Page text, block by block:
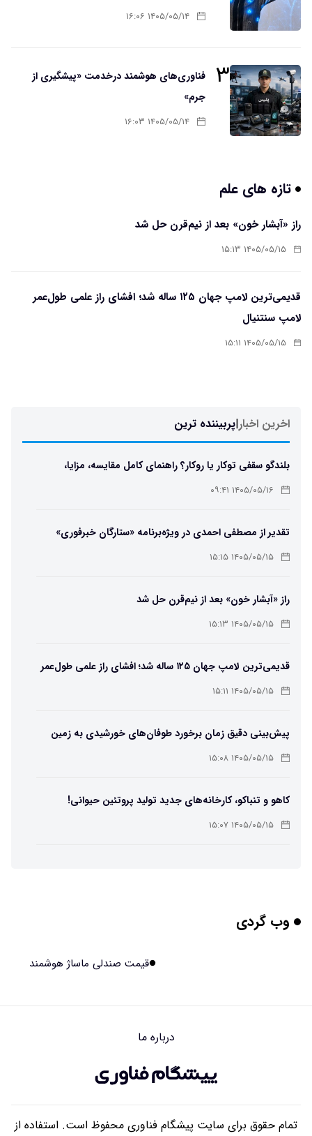
۱۴۰۵/۰۵/۱۴ ۱۶:۰۶
۳
فناوری‌های هوشمند درخدمت «پیشگیری از
جرم»
۱۴۰۵/۰۵/۱۴ ۱۶:۰۳
تازه های علم
راز «آبشار خون» بعد از نیم‌قرن حل شد
۱۴۰۵/۰۵/۱۵ ۱۵:۱۳
قدیمی‌ترین لامپ جهان ۱۲۵ ساله شد؛ افشای راز علمی طول‌عمر
لامپ سنتنیال
۱۴۰۵/۰۵/۱۵ ۱۵:۱۱
اخرین اخبار|پربیننده ترین
بلندگو سقفی توکار یا روکار؟ راهنمای کامل مقایسه، مزایا،
معایب و انتخاب بهترین مدل
۱۴۰۵/۰۵/۱۶ ۰۹:۴۱
تقدیر از مصطفی احمدی در ویژه‌برنامه «ستارگان خبرفوری»
۱۴۰۵/۰۵/۱۵ ۱۵:۱۵
راز «آبشار خون» بعد از نیم‌قرن حل شد
۱۴۰۵/۰۵/۱۵ ۱۵:۱۳
قدیمی‌ترین لامپ جهان ۱۲۵ ساله شد؛ افشای راز علمی طول‌عمر
لامپ سنتنیال
۱۴۰۵/۰۵/۱۵ ۱۵:۱۱
پیش‌بینی دقیق زمان برخورد طوفان‌های خورشیدی به زمین
ممکن شد
۱۴۰۵/۰۵/۱۵ ۱۵:۰۸
کاهو و تنباکو، کارخانه‌های جدید تولید پروتئین حیوانی!
۱۴۰۵/۰۵/۱۵ ۱۵:۰۷
چرا افراد مضطرب دنیا را متفاوت می بینند؟
وب گردی
قیمت صندلی ماساژ هوشمند
درباره ما
تمام حقوق برای سایت پیشگام فناوری محفوظ است. استفاده از